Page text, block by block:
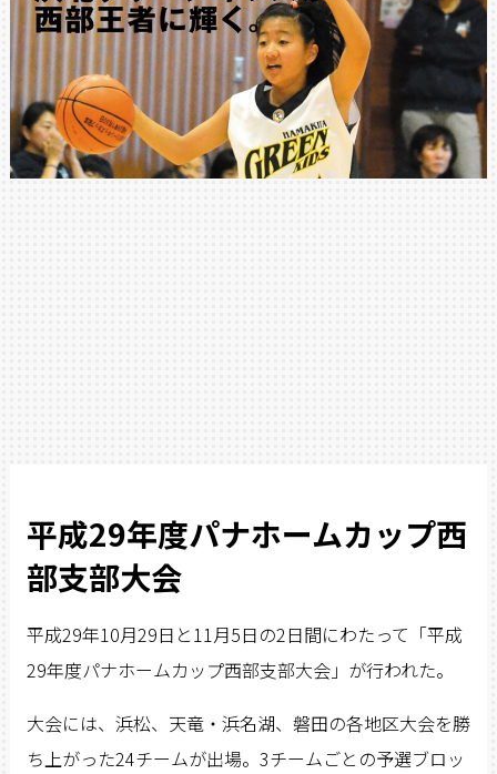
平成29年度パナホームカップ西
部支部大会
平成29年10月29日と11月5日の2日間にわたって「平成
29年度パナホームカップ西部支部大会」が行われた。
大会には、浜松、天竜・浜名湖、磐田の各地区大会を勝
ち上がった24チームが出場。3チームごとの予選ブロッ